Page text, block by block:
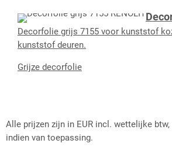
Decorfolie grijs 7155 voor kunststof
kunststof deuren.
Grijze decorfolie
Alle prijzen zijn in EUR incl. wettelijke
indien van toepassing.